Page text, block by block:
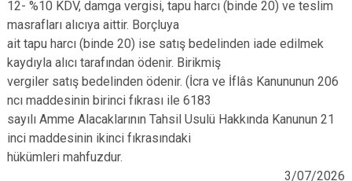
12- %10 KDV, damga vergisi, tapu harcı (binde 20) ve teslim
masrafları alıcıya aittir. Borçluya
ait tapu harcı (binde 20) ise satış bedelinden iade edilmek
kaydıyla alıcı tarafından ödenir. Birikmiş
vergiler satış bedelinden ödenir. (İcra ve İflâs Kanununun 206
ncı maddesinin birinci fıkrası ile 6183
sayılı Amme Alacaklarının Tahsil Usulü Hakkında Kanunun 21
inci maddesinin ikinci fıkrasındaki
hükümleri mahfuzdur.
3/07/2026